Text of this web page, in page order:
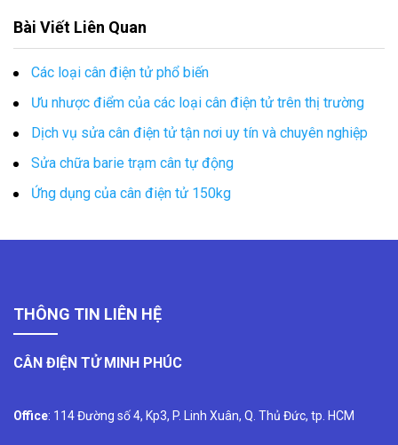
Bài Viết Liên Quan
Các loại cân điện tử phổ biến
Ưu nhược điểm của các loại cân điện tử trên thị trường
Dịch vụ sửa cân điện tử tận nơi uy tín và chuyên nghiệp
Sửa chữa barie trạm cân tự động
Ứng dụng của cân điện tử 150kg
THÔNG TIN LIÊN HỆ
CÂN ĐIỆN TỬ MINH PHÚC
Office: 114 Đường số 4, Kp3, P. Linh Xuân, Q. Thủ Đức, tp. HCM